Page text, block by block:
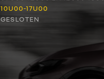
10U00-17U00
GESLOTEN